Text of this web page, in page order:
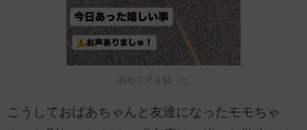
初めて犬を触った
こうしておばあちゃんと友達になったモモちゃ